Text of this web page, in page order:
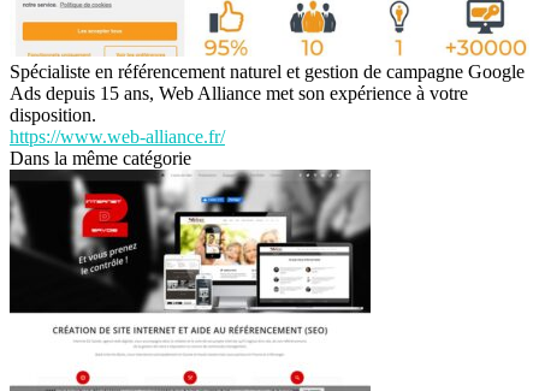
Spécialiste en référencement naturel et gestion de campagne Google
Ads depuis 15 ans, Web Alliance met son expérience à votre
disposition.
https://www.web-alliance.fr/
Dans la même catégorie